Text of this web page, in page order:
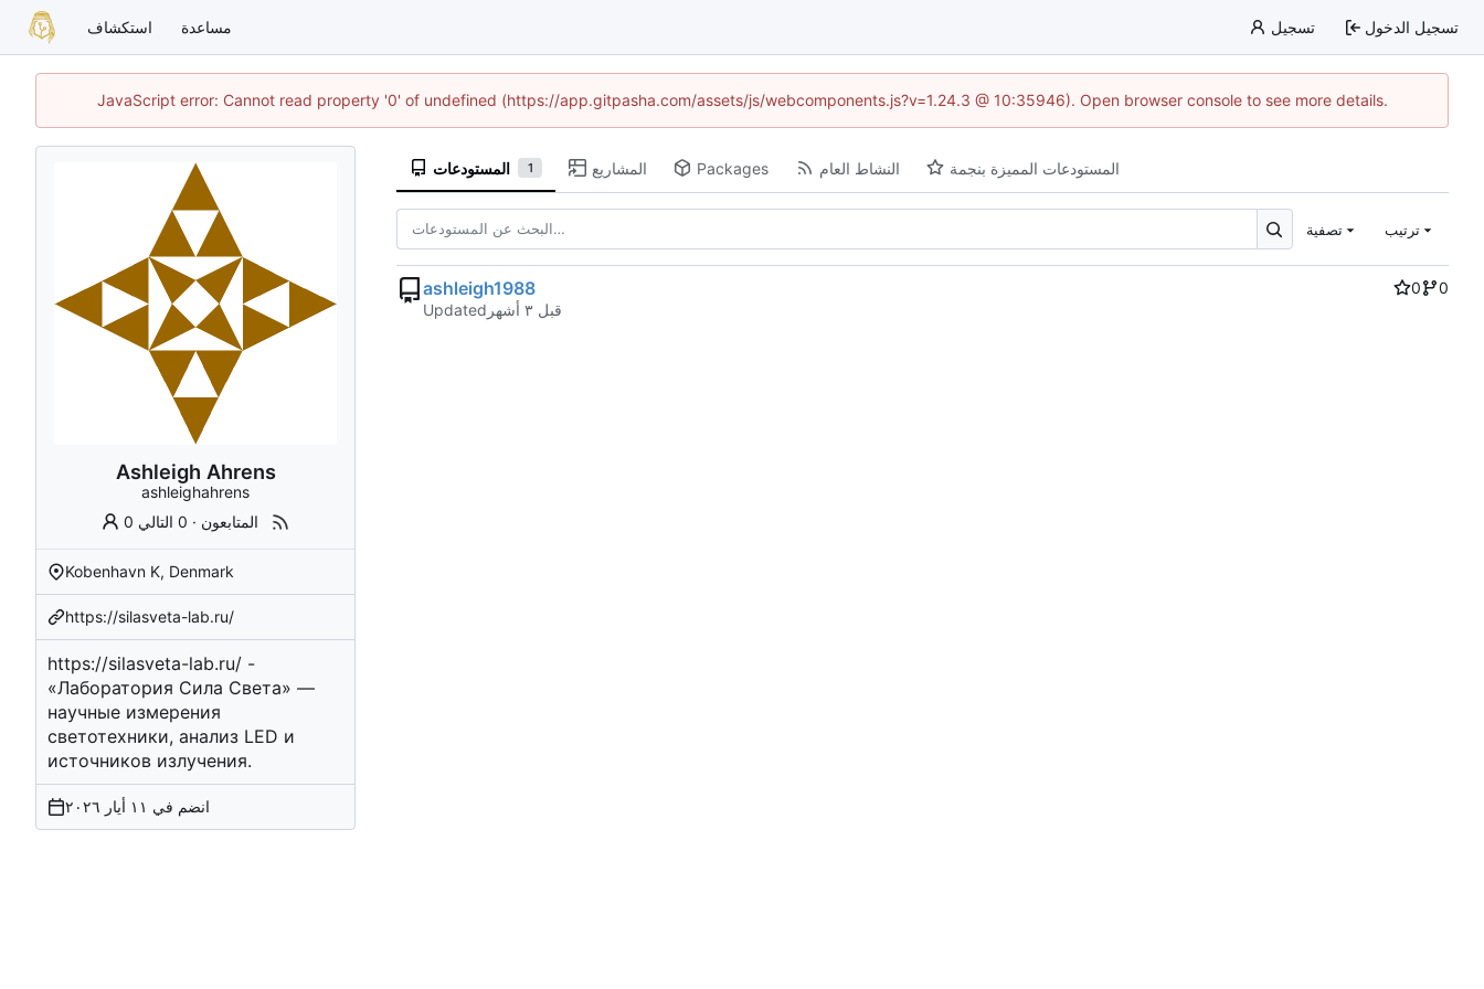
استكشاف مساعدة تسجيل تسجيل الدخول
JavaScript error: Cannot read property '0' of undefined (https://app.gitpasha.com/assets/js/webcomponents.js?v=1.24.3 @ 10:35946). Open browser console to see more details.
Ashleigh Ahrens
ashleighahrens
0 المتابعون · 0 التالي
Kobenhavn K, Denmark
https://silasveta-lab.ru/
https://silasveta-lab.ru/ -
«Лаборатория Сила Света» —
научные измерения
светотехники, анализ LED и
источников излучения.
انضم في
المستودعات 1 المشاريع Packages النشاط العام المستودعات المميزة بنجمة
تصفية ترتيب
ashleigh1988 0
0
Updated